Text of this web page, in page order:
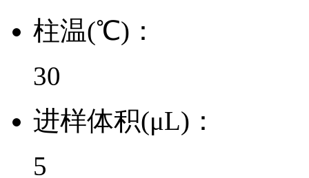
柱温(℃)：
30
进样体积(μL)：
5